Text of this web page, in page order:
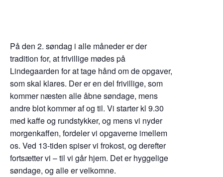
På den 2. søndag i alle måneder er der
tradition for, at frivillige mødes på
Lindegaarden for at tage hånd om de opgaver,
som skal klares. Der er en del frivillige, som
kommer næsten alle åbne søndage, mens
andre blot kommer af og til. Vi starter kl 9.30
med kaffe og rundstykker, og mens vi nyder
morgenkaffen, fordeler vi opgaverne imellem
os. Ved 13-tiden spiser vi frokost, og derefter
fortsætter vi – til vi går hjem. Det er hyggelige
søndage, og alle er velkomne.